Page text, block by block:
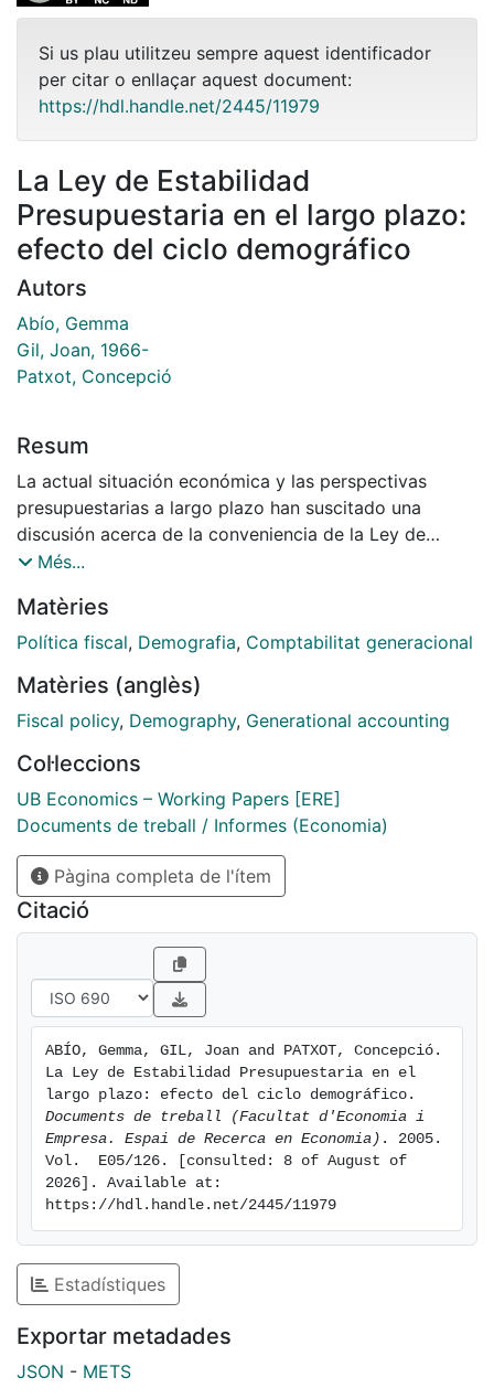
Si us plau utilitzeu sempre aquest identificador
per citar o enllaçar aquest document:
https://hdl.handle.net/2445/11979
La Ley de Estabilidad
Presupuestaria en el largo plazo:
efecto del ciclo demográfico
Autors
Abío, Gemma
Gil, Joan, 1966-
Patxot, Concepció
Resum
La actual situación económica y las perspectivas
presupuestarias a largo plazo han suscitado una
discusión acerca de la conveniencia de la Ley de
Estabilidad Presupuestaria. Este trabajo, empleando
la política fiscal española ampliando el horizonte
temporal más allá del ciclo de los negocios,
resultados muestran que, aunque el proceso de
consolidación fiscal ha mejorado ostensiblemente la
al futuro una deuda implí­cita sustancial
- The present economic situation and the financial
perspectives in the long term have originated a
discussion about the convenience of the Spanish law
of financial stability (Ley de Estabilidad
Presupuestaria). This paper uses the generational
accounting methodology in order to evaluate the
intertemporal sustainability of the Spanish fiscal policy
extending the horizon beyond the business cycle,
taking into consideration the effects of the
demographic cycle. Our results show that, although
the process of fiscal consolidation has greatly
improved the financial situation of the government,
substantial implicit liabilities are still being translated
to future generations
Més...
Matèries
Política fiscal, Demografia, Comptabilitat generacional
Matèries (anglès)
Fiscal policy, Demography, Generational accounting
Col·leccions
UB Economics – Working Papers [ERE]
Documents de treball / Informes (Economia)
Pàgina completa de l'ítem
Citació
ABÍO, Gemma, GIL, Joan and PATXOT, Concepció.
La Ley de Estabilidad Presupuestaria en el
Documents de treball (Facultat d'Economia i
Empresa. Espai de Recerca en Economia) . 2005.
Vol.  E05/126. [consulted: 8 of August of
2026]. Available at:
https://hdl.handle.net/2445/11979
Estadístiques
Exportar metadades
JSON - METS